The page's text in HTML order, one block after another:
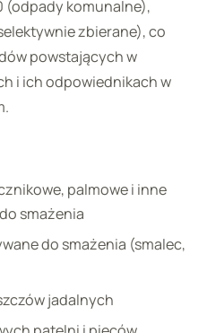
(odpady komunalne),
zbierane), co
powstających w
i ich odpowiednikach w
palmowe i inne
smażenia
do smażenia (smalec,
jadalnych